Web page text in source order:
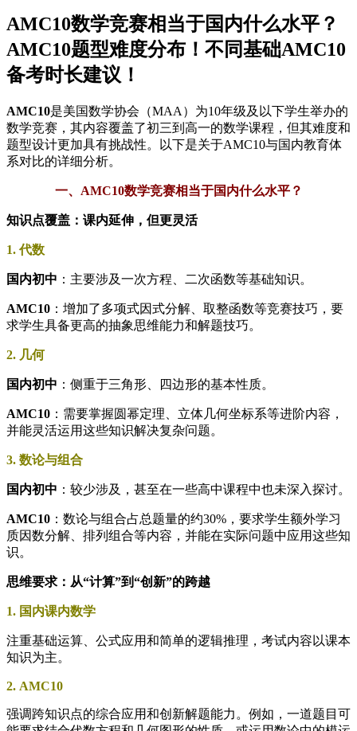
AMC10数学竞赛相当于国内什么水平？
AMC10题型难度分布！不同基础AMC10
备考时长建议！
AMC10是美国数学协会（MAA）为10年级及以下学生举办的
数学竞赛，其内容覆盖了初三到高一的数学课程，但其难度和
题型设计更加具有挑战性。以下是关于AMC10与国内教育体
系对比的详细分析。
一、AMC10数学竞赛相当于国内什么水平？
知识点覆盖：课内延伸，但更灵活
1. 代数
国内初中 ：主要涉及一次方程、二次函数等基础知识。
AMC10 ：增加了多项式因式分解、取整函数等竞赛技巧，要
求学生具备更高的抽象思维能力和解题技巧。
2. 几何
国内初中 ：侧重于三角形、四边形的基本性质。
AMC10 ：需要掌握圆幂定理、立体几何坐标系等进阶内容，
并能灵活运用这些知识解决复杂问题。
3. 数论与组合
国内初中 ：较少涉及，甚至在一些高中课程中也未深入探讨。
AMC10 ：数论与组合占总题量的约30%，要求学生额外学习
质因数分解、排列组合等内容，并能在实际问题中应用这些知
识。
思维要求：从“计算”到“创新”的跨越
1. 国内课内数学
注重基础运算、公式应用和简单的逻辑推理，考试内容以课本
知识为主。
2. AMC10
强调跨知识点的综合应用和创新解题能力。例如，一道题目可